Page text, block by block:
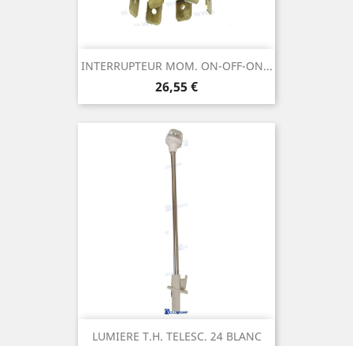
INTERRUPTEUR MOM. ON-OFF-ON...
Prix
26,55 €
LUMIERE T.H. TELESC. 24 BLANC